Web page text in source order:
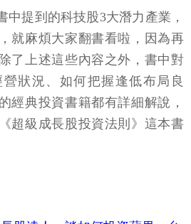
中提到的科技股3大潛力產業，
就麻煩大家翻書看啦，因為再
了上述這些內容之外，書中對
狀況、如何把握逢低布局良
經典投資書籍都有詳細解說，
超級成長股投資法則》這本書